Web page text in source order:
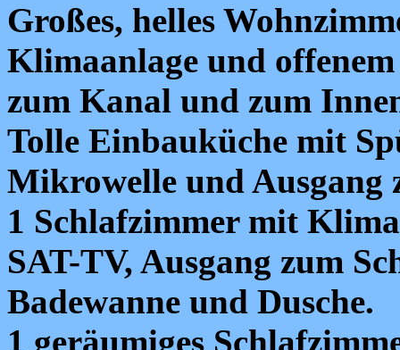
Großes, helles
Klimaanlage und
zum Kanal und zum
Tolle Einbauküche mit
Mikrowelle und Ausgang
1 Schlafzimmer mit
SAT-TV, Ausgang zum
Badewanne und Dusche.
1 geräumiges